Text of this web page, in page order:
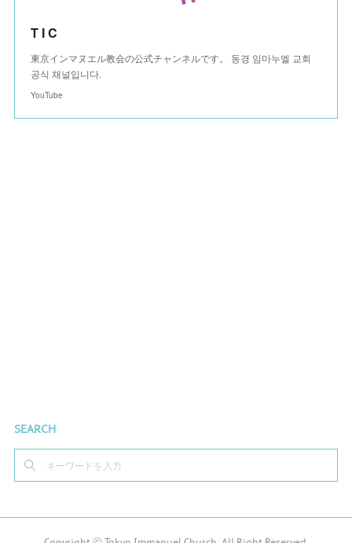
T I C
東京インマヌエル教会の公式チャンネルです。 동경 임마누엘 교회
공식 채널입니다.
YouTube
SEARCH